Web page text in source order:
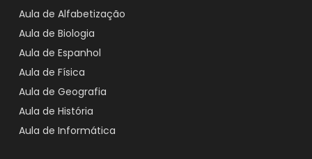
Aula de Alfabetização
Aula de Biologia
Aula de Espanhol
Aula de Física
Aula de Geografia
Aula de História
Aula de Informática